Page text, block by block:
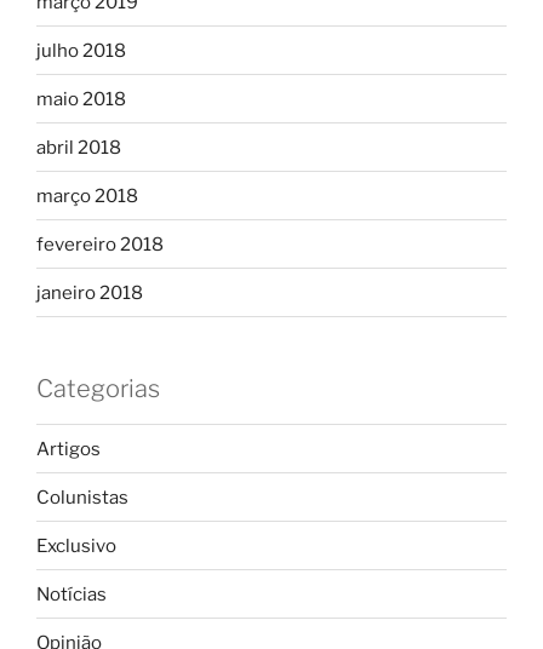
julho 2018
maio 2018
abril 2018
março 2018
fevereiro 2018
janeiro 2018
Categorias
Artigos
Colunistas
Exclusivo
Notícias
Opinião